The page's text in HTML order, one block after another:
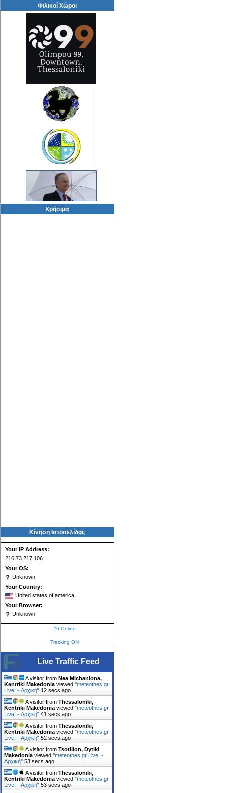
Φιλικοί Χώροι
Χρήσιμα
Κίνηση Ιστοσελίδας
Your IP Address:
216.73.217.106
Your OS:
Unknown
Your Country:
United states of america
Your Browser:
Unknown
26 Online
-
Tracking ON
Live Traffic Feed
A visitor fromNea Michaniona,
Kentriki Makedonia viewed "meteothes.gr
Live! - Αρχική" 13 secs ago
A visitor fromThessaloniki,
Kentriki Makedonia viewed "meteothes.gr
Live! - Αρχική"42 secs ago
A visitor fromThessaloniki,
Kentriki Makedonia viewed "meteothes.gr
Live! - Αρχική"53 secs ago
A visitor fromTsotilion, Dytiki
Makedonia viewed "meteothes.gr Live! -
Αρχική"54 secs ago
A visitor fromThessaloniki,
Kentriki Makedonia viewed "meteothes.gr
Live! - Αρχική"54 secs ago